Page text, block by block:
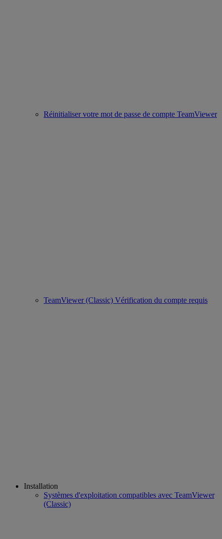
Réinitialiser votre mot de passe de compte TeamViewer
TeamViewer (Classic) Vérification du compte requis
Installation
Systèmes d'exploitation compatibles avec TeamViewer
(Classic)